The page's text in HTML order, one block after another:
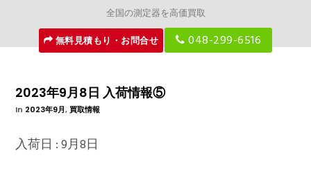
全国の測定器を高価買取
無料見積もり・お問合せ
048-299-6516
2023年9月8日 入荷情報⑤
In 2023年9月,買取情報
入荷日 : 9月8日